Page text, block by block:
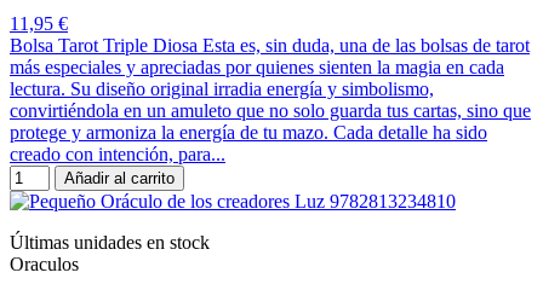
11,95 €
Bolsa Tarot Triple Diosa Esta es, sin duda, una de las bolsas de tarot
más especiales y apreciadas por quienes sienten la magia en cada
lectura. Su diseño original irradia energía y simbolismo,
convirtiéndola en un amuleto que no solo guarda tus cartas, sino que
protege y armoniza la energía de tu mazo. Cada detalle ha sido
creado con intención, para...
Añadir al carrito
Últimas unidades en stock
Oraculos